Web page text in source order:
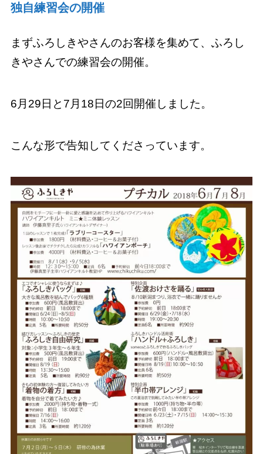
独自練習会の開催
まずふろしきやさんのお客様を集めて、ふろし
きやさんでの練習会の開催。
6月29日と7月18日の2回開催しました。
こんな形で告知してくださっています。